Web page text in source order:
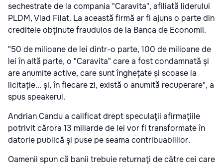
sechestrate de la compania "Caravita", afiliată liderului
PLDM, Vlad Filat. La această firmă ar fi ajuns o parte din
creditele obţinute fraudulos de la Banca de Economii.
"50 de milioane de lei dintr-o parte, 100 de milioane de
lei în altă parte, o "Caravita" care a fost condamnată și
are anumite active, care sunt înghețate și scoase la
licitație... și, în fiecare zi, există o anumită recuperare", a
spus speakerul.
Andrian Candu a calificat drept speculaţii afirmaţiile
potrivit cărora 13 miliarde de lei vor fi transformate în
datorie publică şi puse pe seama contribuabililor.
Oamenii spun că banii trebuie returnaţi de către cei care